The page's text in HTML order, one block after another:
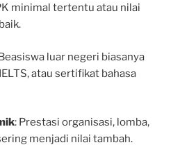
minimal tertentu atau nilai
luar negeri biasanya
atau sertifikat bahasa
: Prestasi organisasi, lomba,
menjadi nilai tambah.